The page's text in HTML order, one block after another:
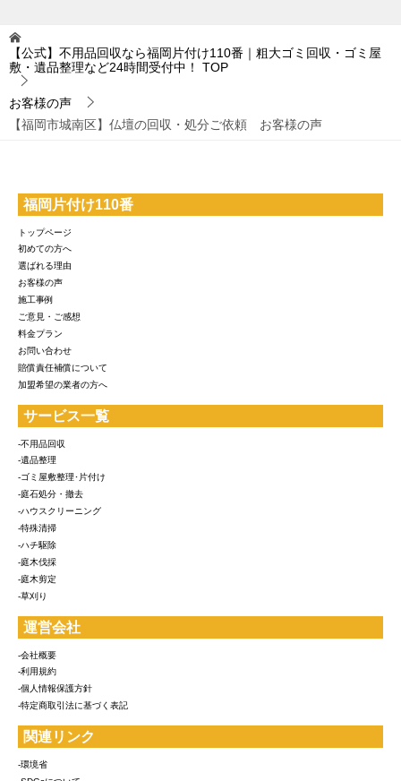
【公式】不用品回収なら福岡片付け110番｜粗大ゴミ回収・ゴミ屋
敷・遺品整理など24時間受付中！
TOP
お客様の声
【福岡市城南区】仏壇の回収・処分ご依頼 お客様の声
福岡片付け110番
トップページ
初めての方へ
選ばれる理由
お客様の声
施工事例
ご意見・ご感想
料金プラン
お問い合わせ
賠償責任補償について
加盟希望の業者の方へ
サービス一覧
-不用品回収
-遺品整理
-ゴミ屋敷整理･片付け
-庭石処分・撤去
-ハウスクリーニング
-特殊清掃
-ハチ駆除
-庭木伐採
-庭木剪定
-草刈り
運営会社
-会社概要
-利用規約
-個人情報保護方針
-特定商取引法に基づく表記
関連リンク
-環境省